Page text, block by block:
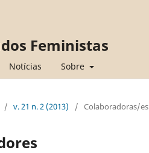
Feministas
Notícias Sobre
/ v. 21 n. 2 (2013) / Colaboradoras/es